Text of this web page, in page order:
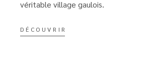
véritable village gaulois.
DÉCOUVRIR